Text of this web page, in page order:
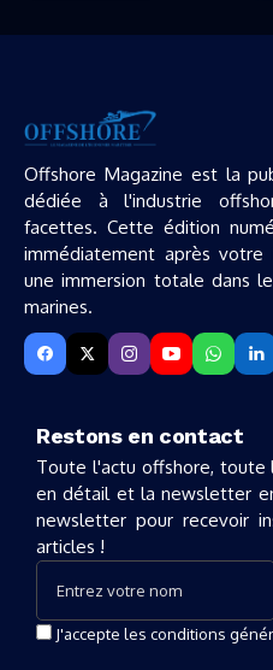
Offshore Magazine est la
dédiée à l'industrie
facettes. Cette édition
immédiatement après votre
une immersion totale dans
marines.
Restons en contact
Toute l'actu offshore, toute
en détail et la newsletter
newsletter pour recevoir
articles !
J'accepte les conditions